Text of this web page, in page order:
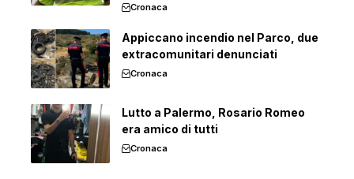
Cronaca
Appiccano incendio nel Parco, due
extracomunitari denunciati
Cronaca
Lutto a Palermo, Rosario Romeo
era amico di tutti
Cronaca